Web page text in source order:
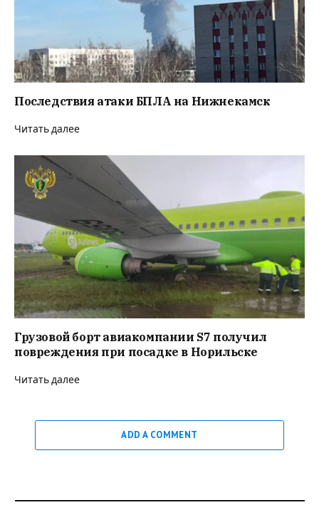
Последствия атаки БПЛА на Нижнекамск
Читать далее
Грузовой борт авиакомпании S7 получил
повреждения при посадке в Норильске
Читать далее
ADD A COMMENT